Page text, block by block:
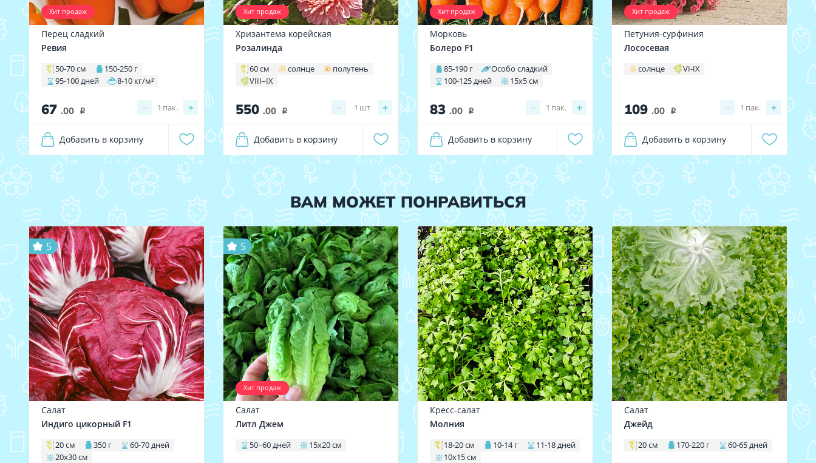
Хит продаж
Перец сладкий
Ревия
50-70 см
150-250 г
95-100 дней
8-10 кг/м²
67 .00 i − +
1 пак.
Добавить в корзину
Хит продаж
Хризантема корейская
Розалинда
60 см солнце
полутень
VIII–IX
550 .00 i − +
1 шт
Добавить в корзину
Хит продаж
Морковь
Болеро F1
85-190 г
Особо сладкий
100-125 дней
15х5 см
83 .00 i − +
1 пак.
Добавить в корзину
Хит продаж
Петуния-сурфиния
Лососевая
солнце VI-IX
109 .00 i − +
1 пак.
Добавить в корзину
ВАМ МОЖЕТ ПОНРАВИТЬСЯ
5
Салат
Индиго цикорный F1
20 см 350 г
60-70 дней
20х30 см
Хит продаж
5
Салат
Литл Джем
50−60 дней 15х20 см
Кресс-салат
Молния
18-20 см 10-14 г
11-18 дней
10х15 см
Салат
Джейд
20 см 170-220 г 60-65 дней